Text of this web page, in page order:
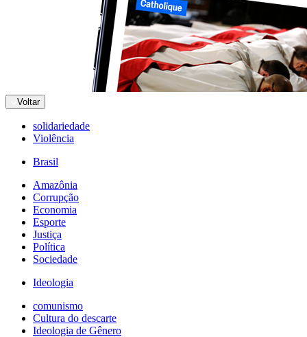
Voltar
solidariedade
Violência
Brasil
Amazônia
Corrupção
Economia
Esporte
Justiça
Política
Sociedade
Ideologia
comunismo
Cultura do descarte
Ideologia de Gênero